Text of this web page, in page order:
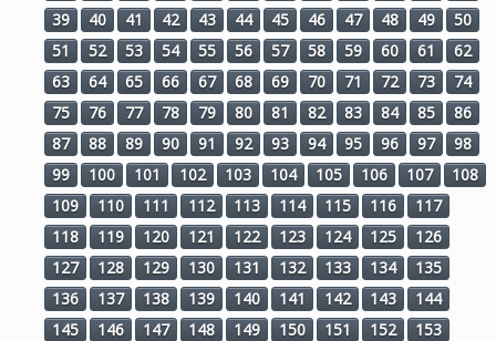
39
40 41 42 43 44 45 46 47 48 49
50
51
52 53 54 55 56 57 58 59 60 61
62
63
64 65 66 67 68 69 70 71 72 73
74
75
76 77 78 79 80 81 82 83 84 85
86
87
88 89 90 91 92 93 94 95 96 97
98
99
100 101 102 103 104 105 106 107
108
109
110 111 112 113 114 115 116
117
118
119 120 121 122 123 124 125
126
127
128 129 130 131 132 133 134
135
136
137 138 139 140 141 142 143
144
145
146 147 148 149 150 151 152
153